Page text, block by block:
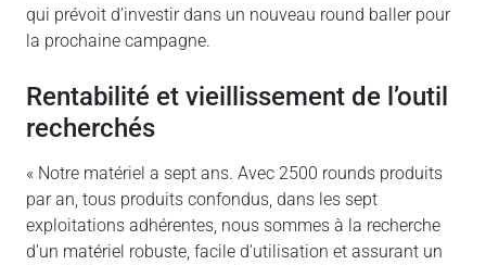
qui prévoit d’investir dans un nouveau round baller pour
la prochaine campagne.
Rentabilité et vieillissement de l’outil
recherchés
« Notre matériel a sept ans. Avec 2500 rounds produits
par an, tous produits confondus, dans les sept
exploitations adhérentes, nous sommes à la recherche
d’un matériel robuste, facile d’utilisation et assurant un